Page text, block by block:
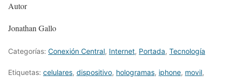
Autor
Jonathan Gallo
Categorías: Conexión Central, Internet, Portada, Tecnologí­a
Etiquetas: celulares, dispositivo, hologramas, iphone, movil,